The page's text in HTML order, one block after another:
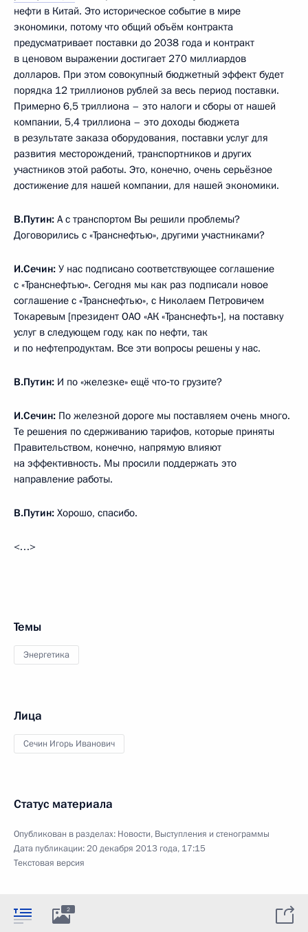
нефти в Китай. Это историческое событие в мире
экономики, потому что общий объём контракта
предусматривает поставки до 2038 года и контракт
в ценовом выражении достигает 270 миллиардов
долларов. При этом совокупный бюджетный эффект будет
порядка 12 триллионов рублей за весь период поставки.
Примерно 6,5 триллиона – это налоги и сборы от нашей
компании, 5,4 триллиона – это доходы бюджета
в результате заказа оборудования, поставки услуг для
развития месторождений, транспортников и других
участников этой работы. Это, конечно, очень серьёзное
достижение для нашей компании, для нашей экономики.
В.Путин: А с транспортом Вы решили проблемы?
Договорились с «Транснефтью», другими участниками?
И.Сечин: У нас подписано соответствующее соглашение
с «Транснефтью». Сегодня мы как раз подписали новое
соглашение с «Транснефтью», с Николаем Петровичем
Токаревым [президент ОАО «АК «Транснефть»], на поставку
услуг в следующем году, как по нефти, так
и по нефтепродуктам. Все эти вопросы решены у нас.
В.Путин: И по «железке» ещё что‑то грузите?
И.Сечин: По железной дороге мы поставляем очень много.
Те решения по сдерживанию тарифов, которые приняты
Правительством, конечно, напрямую влияют
на эффективность. Мы просили поддержать это
направление работы.
В.Путин: Хорошо, спасибо.
<…>
Темы
Энергетика
Лица
Сечин Игорь Иванович
Статус материала
Опубликован в разделах: Новости, Выступления и стенограммы
Дата публикации:20 декабря 2013 года, 17:15
Текстовая версия
2